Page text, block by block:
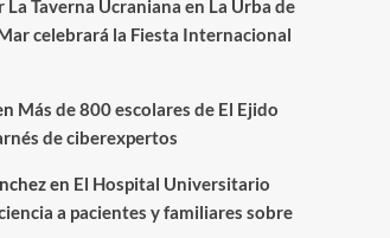
La Taverna Ucraniana en La Urba de
celebrará la Fiesta Internacional
Más de 800 escolares de El Ejido
de ciberexpertos
en El Hospital Universitario
a pacientes y familiares sobre